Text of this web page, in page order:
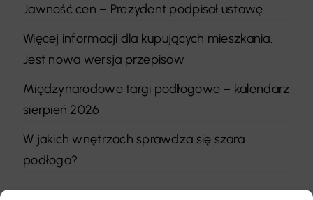
Jawność cen – Prezydent podpisał ustawę
Więcej informacji dla kupujących mieszkania.
Jest nowa wersja przepisów
Międzynarodowe targi podłogowe – kalendarz
sierpień 2026
W jakich wnętrzach sprawdza się szara
podłoga?